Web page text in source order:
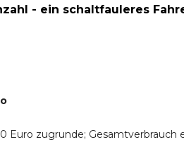
- ein schaltfauleres
Euro zugrunde;